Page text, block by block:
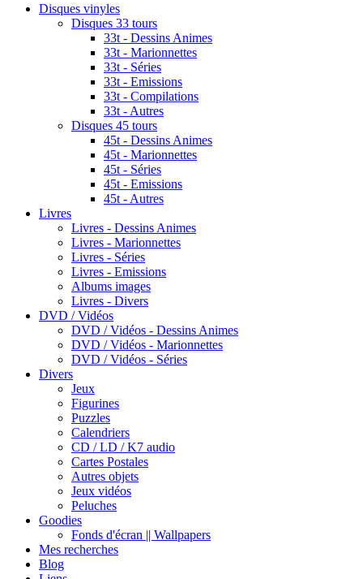
Disques vinyles
Disques 33 tours
33t - Dessins Animes
33t - Marionnettes
33t - Séries
33t - Emissions
33t - Compilations
33t - Autres
Disques 45 tours
45t - Dessins Animes
45t - Marionnettes
45t - Séries
45t - Emissions
45t - Autres
Livres
Livres - Dessins Animes
Livres - Marionnettes
Livres - Séries
Livres - Emissions
Albums images
Livres - Divers
DVD / Vidéos
DVD / Vidéos - Dessins Animes
DVD / Vidéos - Marionnettes
DVD / Vidéos - Séries
Divers
Jeux
Figurines
Puzzles
Calendriers
CD / LD / K7 audio
Cartes Postales
Autres objets
Jeux vidéos
Peluches
Goodies
Fonds d'écran || Wallpapers
Mes recherches
Blog